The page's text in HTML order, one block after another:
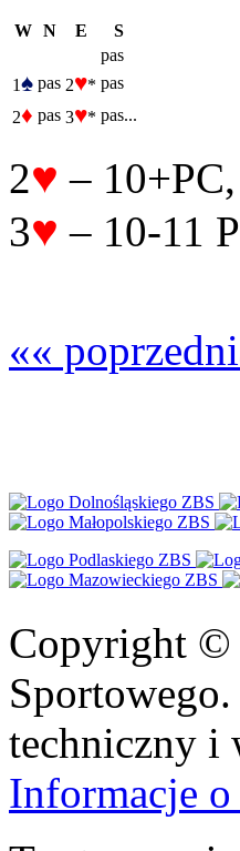
W N E
S
pas
1♠ pas 2♥* pas
2♦ pas 3♥* pas...
2♥ –
3♥ – 10-11
««
Copyright ©
techniczny i
Informacje